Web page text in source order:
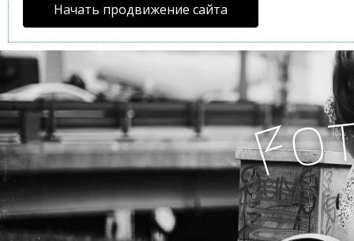
Начать продвижение сайта
Fo